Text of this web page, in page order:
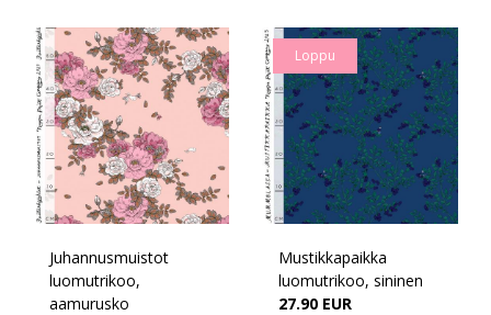
Juhannusmuistot
luomutrikoo,
aamurusko
Loppu
Mustikkapaikka
luomutrikoo, sininen
27.90 EUR